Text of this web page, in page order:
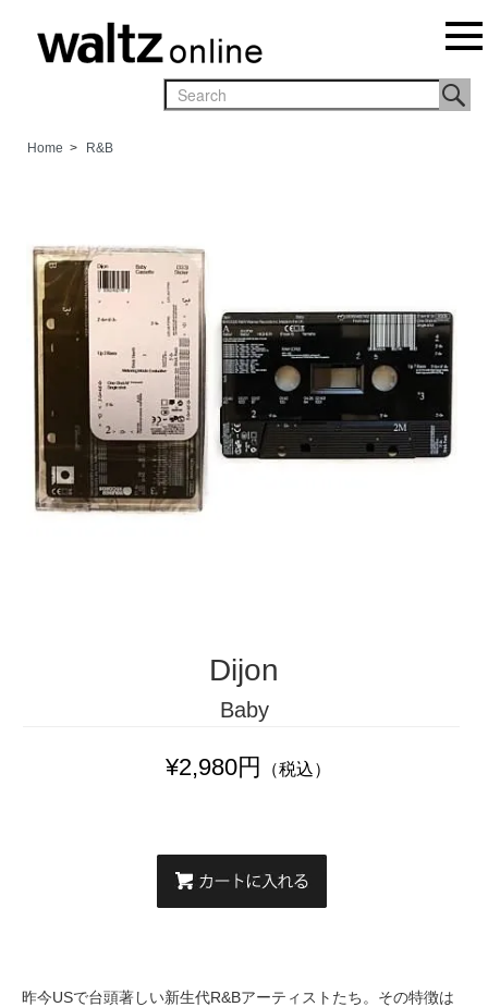
Home > R&B
Dijon
Baby
¥2,980円 （税込）
昨今USで台頭著しい新生代R&Bアーティストたち。その特徴は